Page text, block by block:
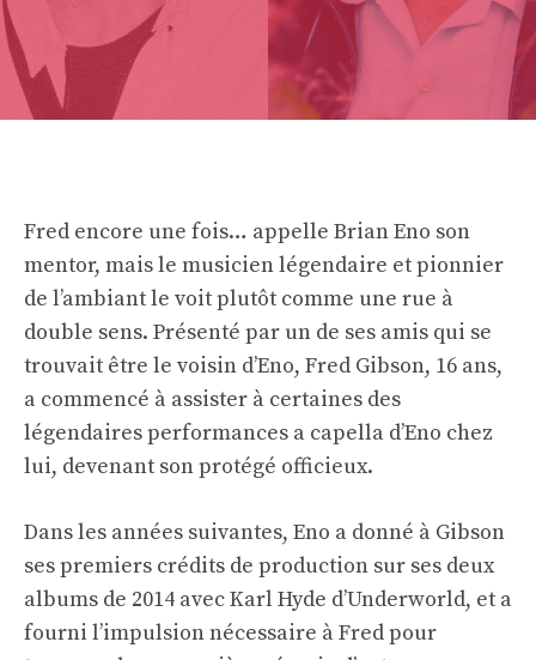
Fred encore une fois… appelle Brian Eno son
mentor, mais le musicien légendaire et pionnier
de l’ambiant le voit plutôt comme une rue à
double sens. Présenté par un de ses amis qui se
trouvait être le voisin d’Eno, Fred Gibson, 16 ans,
a commencé à assister à certaines des
légendaires performances a capella d’Eno chez
lui, devenant son protégé officieux.
Dans les années suivantes, Eno a donné à Gibson
ses premiers crédits de production sur ses deux
albums de 2014 avec Karl Hyde d’Underworld, et a
fourni l’impulsion nécessaire à Fred pour